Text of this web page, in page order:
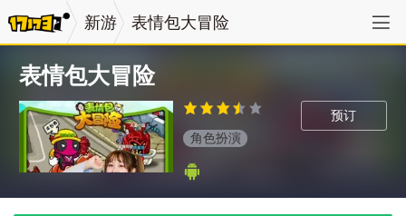
新游 表情包大冒险
表情包大冒险
预订
角色扮演